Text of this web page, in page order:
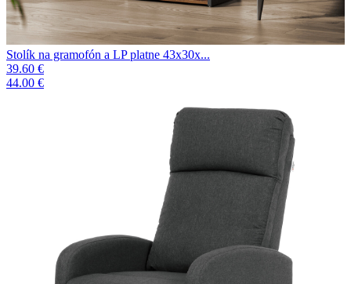
Stolík na gramofón a LP platne 43x30x...
39.60 €
44.00 €